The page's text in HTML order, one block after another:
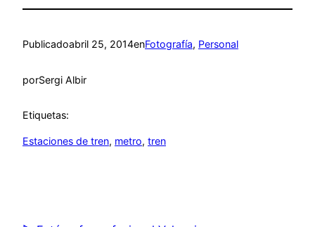
Publicadoabril 25, 2014enFotografía, Personal
porSergi Albir
Etiquetas:
Estaciones de tren, metro, tren